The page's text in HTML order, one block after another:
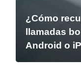
¿Cómo
llamadas
Android o